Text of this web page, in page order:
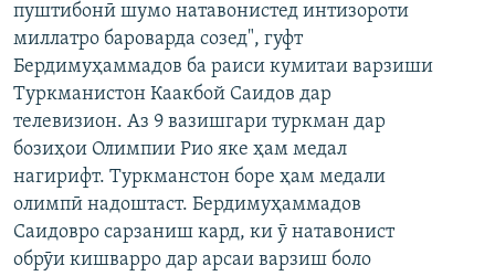
пуштибонӣ шумо натавонистед интизороти
миллатро бароварда созед", гуфт
Бердимуҳаммадов ба раиси кумитаи варзиши
Туркманистон Каакбой Саидов дар
телевизион. Аз 9 вазишгари туркман дар
бозиҳои Олимпии Рио яке ҳам медал
нагирифт. Туркманстон боре ҳам медали
олимпӣ надоштаст. Бердимуҳаммадов
Саидовро сарзаниш кард, ки ӯ натавонист
обрӯи кишварро дар арсаи варзиш боло